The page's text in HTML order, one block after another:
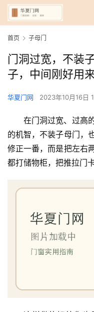
首页 子母门
门洞过宽，不装
子，中间刚好用
华夏门网 2023年10月16日
在门洞过宽、过高
的机智，不装子母门，
修正一番，而是把左右
都打储物柜，把推拉门